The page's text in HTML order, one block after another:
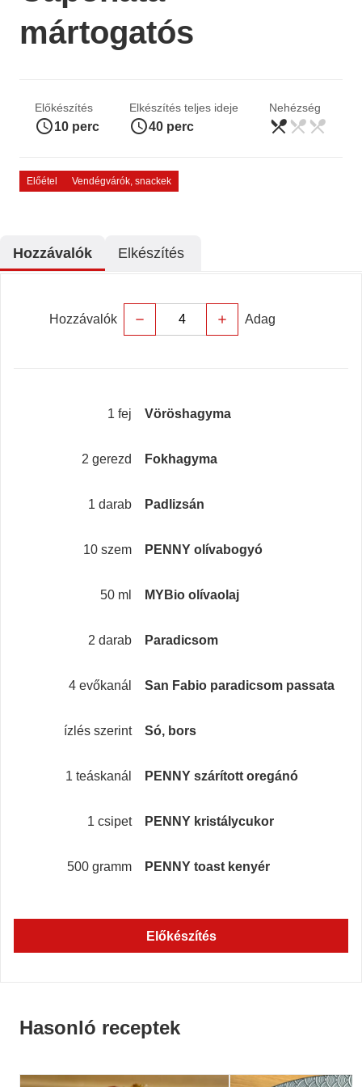
mártogatós
Előkészítés
access_time10 perc
Elkészítés teljes ideje
access_time40 perc
Nehézség
könnyű
restaurant_menu restaurant_menu restaurant_menu
Előétel Vendégvárók, snackek
Hozzávalók Elkészítés
Hozzávalók remove add Adag
1 fej Vöröshagyma
2 gerezd Fokhagyma
1 darab Padlizsán
10 szem PENNY olívabogyó
50 ml MYBio olívaolaj
2 darab Paradicsom
4 evőkanál San Fabio paradicsom passata
ízlés szerint Só, bors
1 teáskanál PENNY szárított oregánó
1 csipet PENNY kristálycukor
500 gramm PENNY toast kenyér
Előkészítés
Hasonló receptek